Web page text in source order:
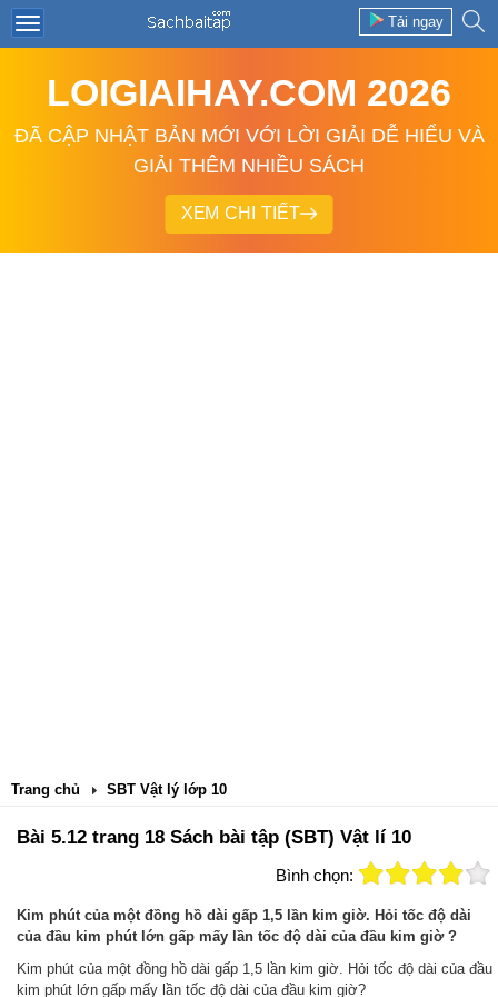
Tải ngay
LOIGIAIHAY.COM 2026
ĐÃ CẬP NHẬT BẢN MỚI VỚI LỜI GIẢI DỄ HIỂU VÀ
GIẢI THÊM NHIỀU SÁCH
XEM CHI TIẾT
Trang chủ SBT Vật lý lớp 10
Bài 5.12 trang 18 Sách bài tập (SBT) Vật lí 10
Bình chọn:
Kim phút của một đồng hồ dài gấp 1,5 lần kim giờ. Hỏi tốc độ dài
của đầu kim phút lớn gấp mấy lần tốc độ dài của đầu kim giờ ?
Kim phút của một đồng hồ dài gấp 1,5 lần kim giờ. Hỏi tốc độ dài của đầu
kim phút lớn gấp mấy lần tốc độ dài của đầu kim giờ?